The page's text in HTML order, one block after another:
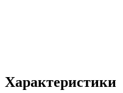
Характеристики